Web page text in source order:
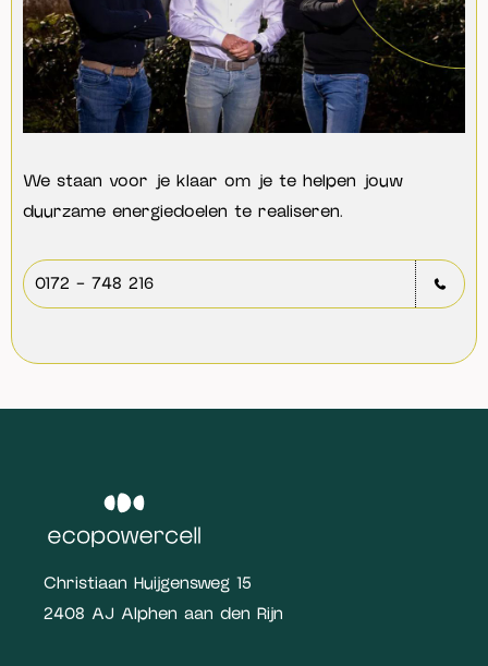
We staan voor je klaar om je te helpen jouw
duurzame energiedoelen te realiseren.
0172 - 748 216
Christiaan Huijgensweg 15
2408 AJ Alphen aan den Rijn